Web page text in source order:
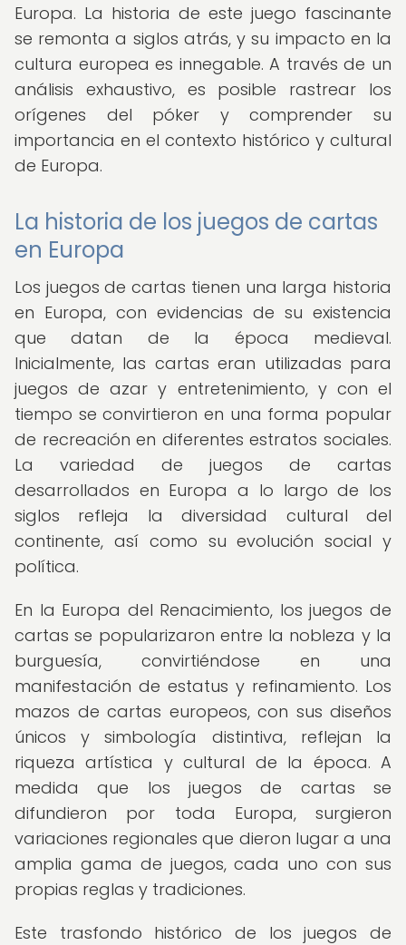
Europa. La historia de este juego fascinante
se remonta a siglos atrás, y su impacto en la
cultura europea es innegable. A través de un
análisis exhaustivo, es posible rastrear los
orígenes del póker y comprender su
importancia en el contexto histórico y cultural
de Europa.
La historia de los juegos de cartas
en Europa
Los juegos de cartas tienen una larga historia
en Europa, con evidencias de su existencia
que datan de la época medieval.
Inicialmente, las cartas eran utilizadas para
juegos de azar y entretenimiento, y con el
tiempo se convirtieron en una forma popular
de recreación en diferentes estratos sociales.
La variedad de juegos de cartas
desarrollados en Europa a lo largo de los
siglos refleja la diversidad cultural del
continente, así como su evolución social y
política.
En la Europa del Renacimiento, los juegos de
cartas se popularizaron entre la nobleza y la
burguesía, convirtiéndose en una
manifestación de estatus y refinamiento. Los
mazos de cartas europeos, con sus diseños
únicos y simbología distintiva, reflejan la
riqueza artística y cultural de la época. A
medida que los juegos de cartas se
difundieron por toda Europa, surgieron
variaciones regionales que dieron lugar a una
amplia gama de juegos, cada uno con sus
propias reglas y tradiciones.
Este trasfondo histórico de los juegos de